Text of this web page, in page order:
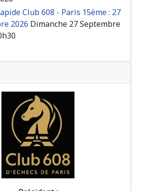
Club 608 - Paris 15ème : 27
2026 Dimanche 27 Septembre